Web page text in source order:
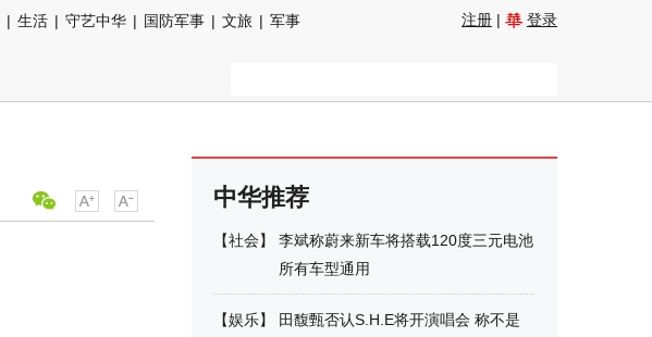
| 生活 | 守艺中华 | 国防军事 | 文旅 | 军事
注册 | 登录
中华推荐
【社会】
李斌称蔚来新车将搭载120度三元电池
所有车型通用
【娱乐】
田馥甄否认S.H.E将开演唱会 称不是